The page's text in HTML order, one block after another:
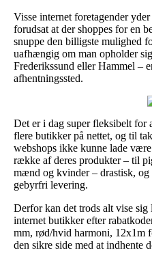
Visse internet foretagender
forudsat at der shoppes for en
snuppe den billigste mulighed
uafhængig om man opholder
Frederikssund eller Hammel –
afhentningssted.
Det er i dag super fleksibelt for
flere butikker på nettet, og til
webshops ikke kunne lade
række af deres produkter – til
mænd og kvinder – drastisk, og
gebyrfri levering.
Derfor kan det trods alt vise
internet butikker efter
mm, rød/hvid harmoni, 12x1m
den sikre side med at indhente